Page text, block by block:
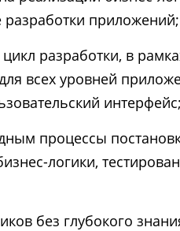
разработки приложений;
разработки, в
всех уровней
интерфейс;
процессы
логики,
без глубокого